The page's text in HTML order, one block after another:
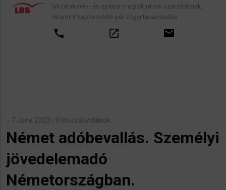
lakástakarék- és építési megtakarítási szerződések,
valamint kapcsolódó pénzügyi tanácsadás.
call open_in_new email
7 June 2023 / 0 Hozzászólások
Német adóbevallás. Személyi
jövedelemadó
Németországban.